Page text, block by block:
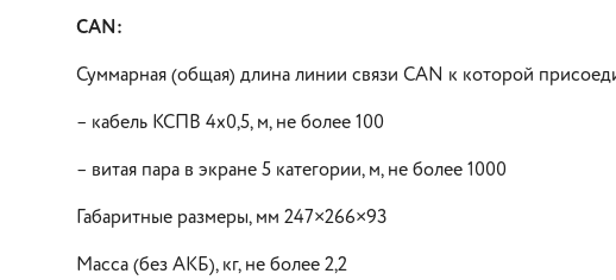
CAN:
Суммарная (общая) длина линии связи CAN к которой
– кабель КСПВ 4х0,5, м, не более 100
– витая пара в экране 5 категории, м, не более 1000
Габаритные размеры, мм 247×266×93
Масса (без АКБ), кг, не более 2,2